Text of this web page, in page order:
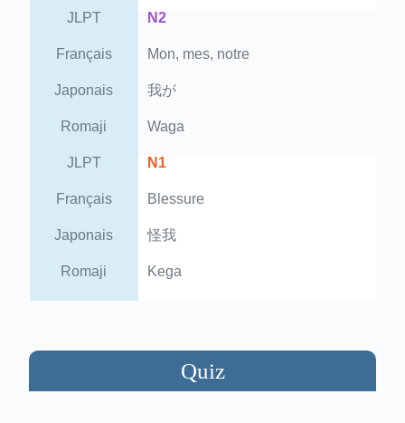
JLPT N2
Français Mon, mes, notre
Japonais 我が
Romaji Waga
JLPT N1
Français Blessure
Japonais 怪我
Romaji Kega
Quiz